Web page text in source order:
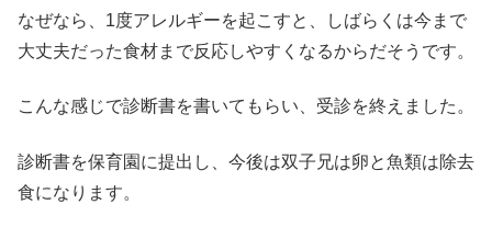
なぜなら、1度アレルギーを起こすと、しばらくは今まで
大丈夫だった食材まで反応しやすくなるからだそうです。
こんな感じで診断書を書いてもらい、受診を終えました。
診断書を保育園に提出し、今後は双子兄は卵と魚類は除去
食になります。